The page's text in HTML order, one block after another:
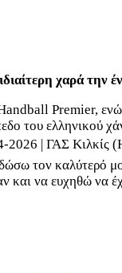
χαρά την
Premier,
του
| ΓΑΣ Κιλκίς
τον καλύτερό
και να ευχηθώ να